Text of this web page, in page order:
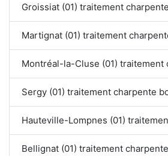
Groissiat (01) traitement
Martignat (01) traitement
Montréal-la-Cluse (01) traitement
Sergy (01) traitement charpente
Hauteville-Lompnes (01)
Bellignat (01) traitement